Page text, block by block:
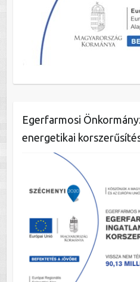
Egerfarmosi
energetikai